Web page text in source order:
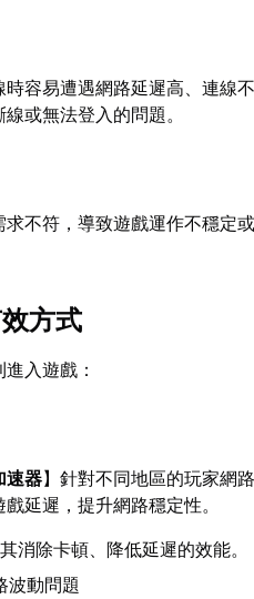
容易遭遇網路延遲高、連線
或無法登入的問題。
不符，導致遊戲運作不穩定
方式
入遊戲：
速器】針對不同地區的玩家網
延遲，提升網路穩定性。
消除卡頓、降低延遲的效能。
波動問題